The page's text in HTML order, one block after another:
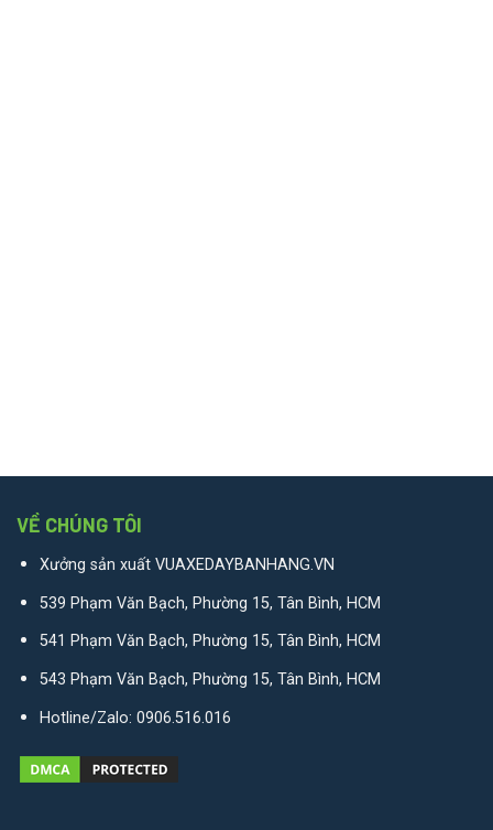
VỀ CHÚNG TÔI
Xưởng sản xuất VUAXEDAYBANHANG.VN
539 Phạm Văn Bạch, Phường 15, Tân Bình, HCM
541 Phạm Văn Bạch, Phường 15, Tân Bình, HCM
543 Phạm Văn Bạch, Phường 15, Tân Bình, HCM
Hotline/Zalo: 0906.516.016